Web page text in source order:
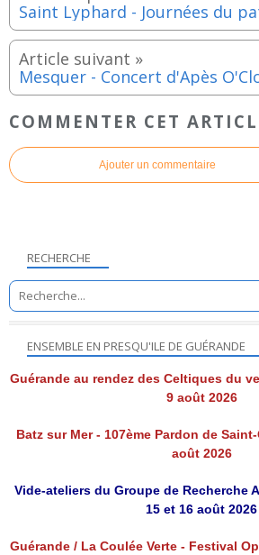
COMMENTER CET
Ajouter un commentaire
RECHERCHE
ENSEMBLE EN PRESQU'ILE DE GUÉRANDE
Guérande au rendez des Celtiques du
9 août 2026
Batz sur Mer - 107ème Pardon de
août 2026
Vide-ateliers du Groupe de Recherche
15 et 16 août 2026
Guérande / La Coulée Verte - Festival